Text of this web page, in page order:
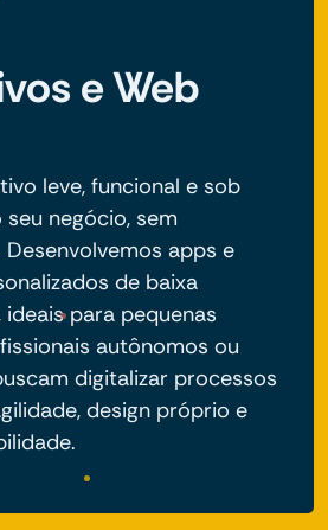
e Web
leve, funcional e sob
negócio, sem
apps e
de baixa
para pequenas
autônomos ou
digitalizar processos
design próprio e